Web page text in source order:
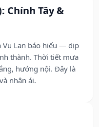
Chính Tây &
Vu Lan báo hiếu — dịp
thành. Thời tiết mưa
hướng nội. Đây là
nhân ái.